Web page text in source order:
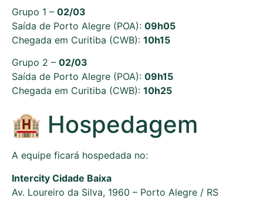
Grupo 1 – 02/03
Saída de Porto Alegre (POA): 09h05
Chegada em Curitiba (CWB): 10h15
Grupo 2 – 02/03
Saída de Porto Alegre (POA): 09h15
Chegada em Curitiba (CWB): 10h25
🏨 Hospedagem
A equipe ficará hospedada no:
Intercity Cidade Baixa
Av. Loureiro da Silva, 1960 – Porto Alegre / RS